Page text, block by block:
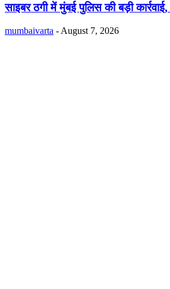
साइबर ठगी में मुंबई पुलिस की बड़ी
mumbaivarta - August 7, 2026